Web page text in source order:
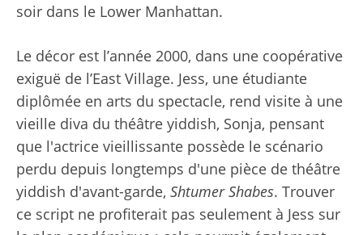
soir dans le Lower Manhattan.
Le décor est l’année 2000, dans une coopérative
exiguë de l’East Village. Jess, une étudiante
diplômée en arts du spectacle, rend visite à une
vieille diva du théâtre yiddish, Sonja, pensant
que l'actrice vieillissante possède le scénario
perdu depuis longtemps d'une pièce de théâtre
yiddish d'avant-garde, Shtumer Shabes. Trouver
ce script ne profiterait pas seulement à Jess sur